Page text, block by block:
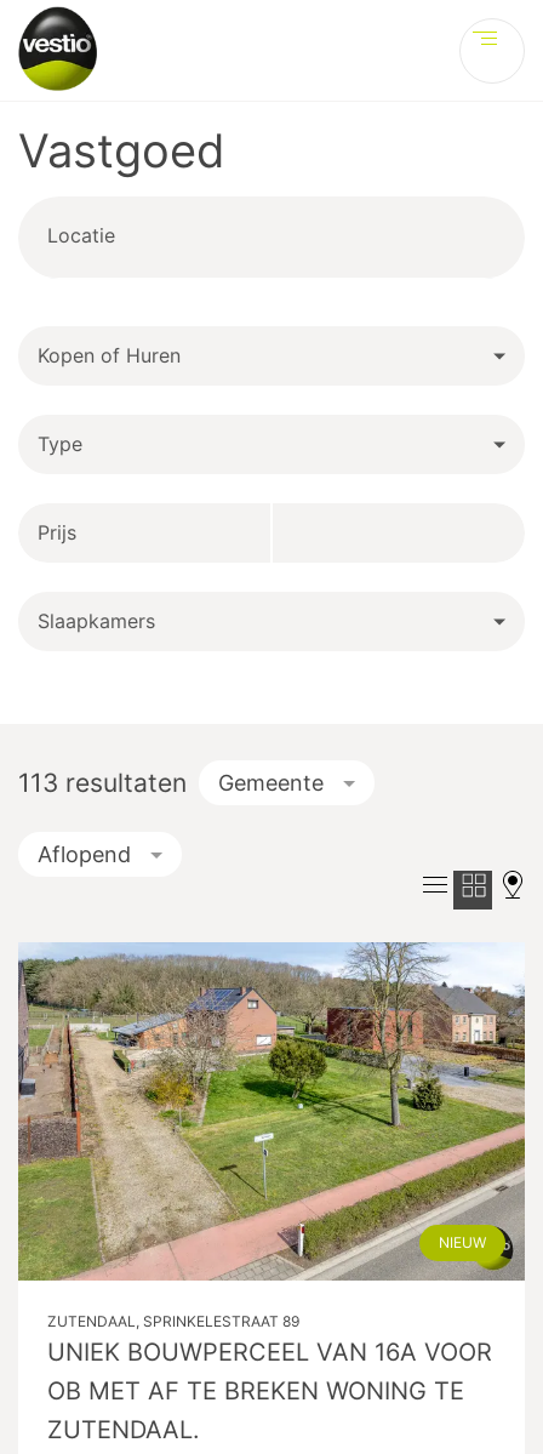
Vastgoed
Locatie
Kopen of Huren
Type
Prijs
Slaapkamers
113 resultaten Gemeente
Aflopend
NIEUW
ZUTENDAAL, SPRINKELESTRAAT 89
UNIEK BOUWPERCEEL VAN 16A VOOR
OB MET AF TE BREKEN WONING TE
ZUTENDAAL.